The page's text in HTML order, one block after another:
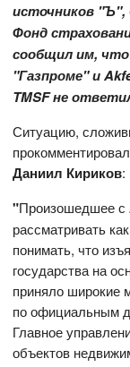
источников "Ъ",
Фонд
сообщил им,
"Газпроме" и
TMSF не
Ситуацию,
Даниил Кириков:
"Произошедшее с
рассматривать
понимать, что
государства на
приняло широкие
по официальным
Главное
объектов